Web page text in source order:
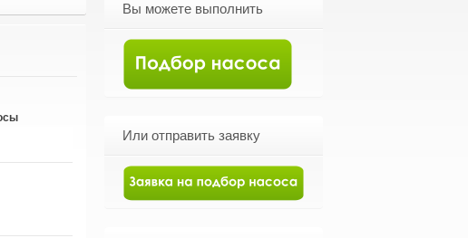
Вы можете выполнить
Или отправить заявку